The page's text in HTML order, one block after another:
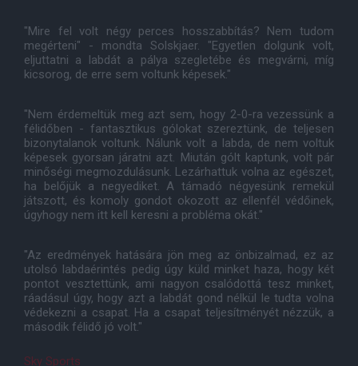
"Mire fel volt négy perces hosszabbítás? Nem tudom
megérteni" - mondta Solskjaer. "Egyetlen dolgunk volt,
eljuttatni a labdát a pálya szegletébe és megvárni, míg
kicsorog, de erre sem voltunk képesek."
"Nem érdemeltük meg azt sem, hogy 2-0-ra vezessünk a
félidőben - fantasztikus gólokat szereztünk, de teljesen
bizonytalanok voltunk. Nálunk volt a labda, de nem voltuk
képesek gyorsan járatni azt. Miután gólt kaptunk, volt pár
minőségi megmozdulásunk. Lezárhattuk volna az egészet,
ha belőjük a negyediket. A támadó négyesünk remekül
játszott, és komoly gondot okozott az ellenfél védőinek,
úgyhogy nem itt kell keresni a probléma okát."
"Az eredmények hatására jön meg az önbizalmad, ez az
utolsó labdaérintés pedig úgy küld minket haza, hogy két
pontot vesztettünk, ami nagyon csalódottá tesz minket,
ráadásul úgy, hogy azt a labdát gond nélkül le tudta volna
védekezni a csapat. Ha a csapat teljesítményét nézzük, a
második félidő jó volt."
Sky Sports